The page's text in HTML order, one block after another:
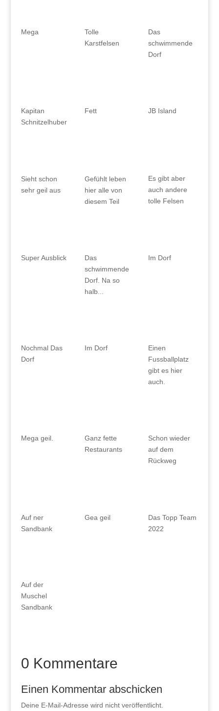
Mega
Tolle
Karstfelsen
Das
schwimmende
Dorf
Kapitan
Schnitzelhuber
Fett JB Island
Sieht schon
sehr geil aus
Gefühlt leben
hier alle von
diesem Teil
Es gibt aber
auch andere
tolle Felsen
Super Ausblick
Das
schwimmende
Dorf. Na so
halb...
Im Dorf
Nochmal Das
Dorf
Im Dorf
Einen
Fussballplatz
gibt es hier
auch.
Mega geil.
Ganz fette
Restaurants
Schon wieder
auf dem
Rückweg
Auf ner
Sandbank
Gea geil
Das Topp Team
2022
Auf der
Muschel
Sandbank
0 Kommentare
Einen Kommentar abschicken
Deine E-Mail-Adresse wird nicht veröffentlicht.